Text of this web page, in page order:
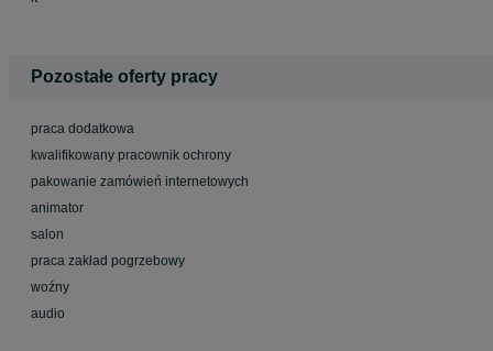
Pozostałe oferty pracy
praca dodatkowa
kwalifikowany pracownik ochrony
pakowanie zamówień internetowych
animator
salon
praca zakład pogrzebowy
woźny
audio